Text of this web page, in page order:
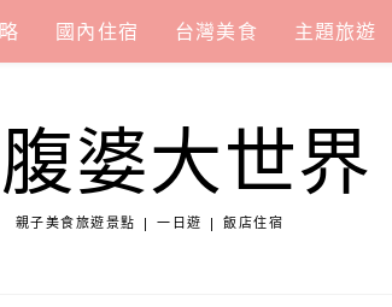
國內住宿 台灣美食 主題旅遊
婆大世界
親子美食旅遊景點 | 一日遊 | 飯店住宿